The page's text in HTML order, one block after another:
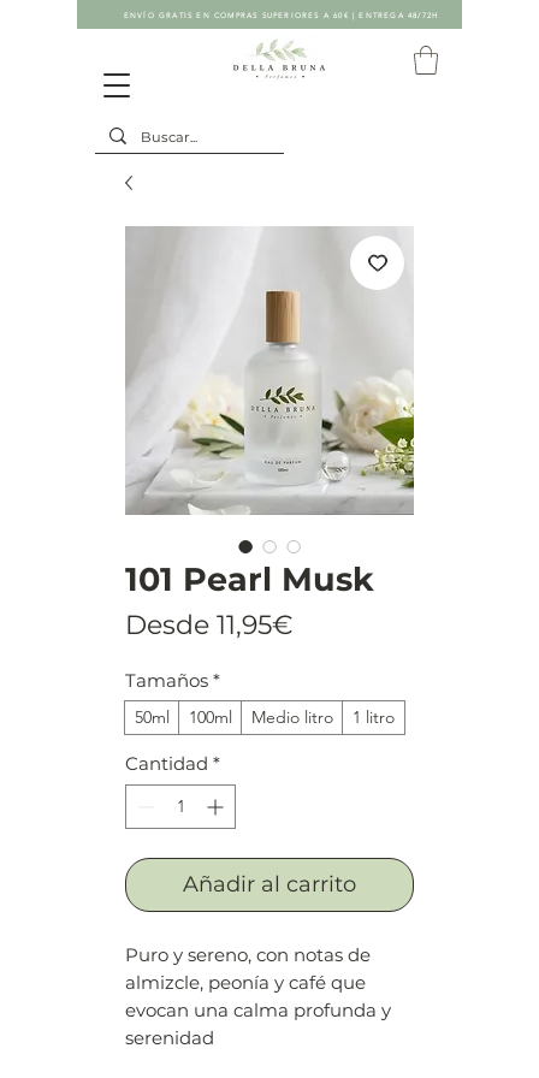
ENVÍO GRATIS EN COMPRAS SUPERIORES A 60€ | ENTREGA 48/72H
101 Pearl Musk
Desde 11,95€
Tamaños *
50ml 100ml Medio litro 1 litro
Cantidad *
Añadir al carrito
Puro y sereno, con notas de
almizcle, peonía y café que
evocan una calma profunda y
serenidad